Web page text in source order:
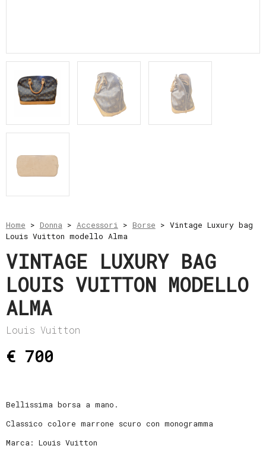
pagamento
Privacy
Policy
account
Home > Donna > Accessori > Borse > Vintage Luxury bag
Louis Vuitton modello Alma
VINTAGE LUXURY BAG
LOUIS VUITTON MODELLO
ALMA
Louis Vuitton
€ 700
Bellissima borsa a mano.
Classico colore marrone scuro con monogramma
Marca: Louis Vuitton